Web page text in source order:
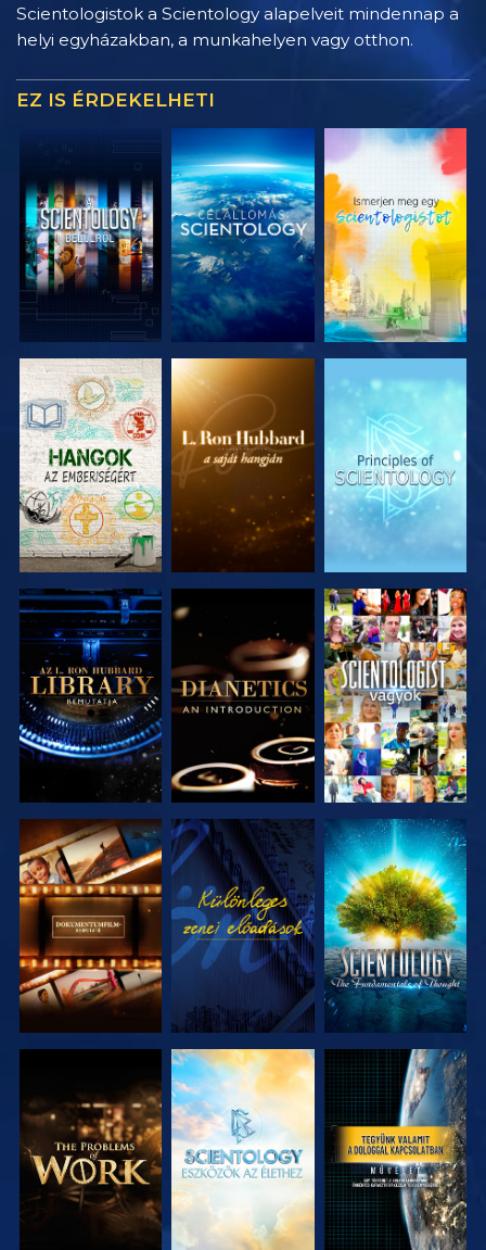
Scientologistok a Scientology alapelveit mindennap a
helyi egyházakban, a munkahelyen vagy otthon.
EZ IS ÉRDEKELHETI
A SOROZAT
RÉSZEI
A SOROZAT
RÉSZEI
A SOROZAT
RÉSZEI
A SOROZAT
RÉSZEI
A SOROZAT
RÉSZEI
MŰSORNÉZÉS
A SOROZAT
RÉSZEI
MŰSORNÉZÉS
A SOROZAT
RÉSZEI
A SOROZAT
RÉSZEI
A SOROZAT
RÉSZEI
MŰSORNÉZÉS